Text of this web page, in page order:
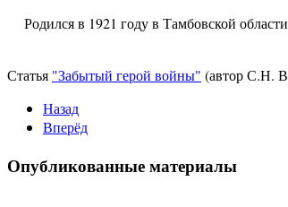
Родился в 1921 году в Тамбовской
Статья "Забытый герой войны" (автор С.Н.
Назад
Вперёд
Опубликованные материалы